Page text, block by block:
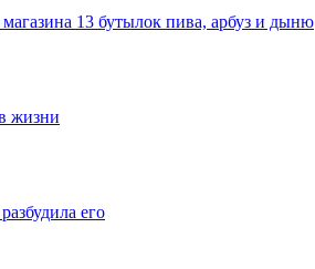
13 бутылок пива, арбуз и дыню
жизни
его